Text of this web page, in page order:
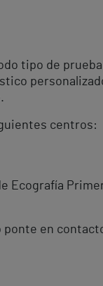
tipo de
centros:
Ecografía
ponte en